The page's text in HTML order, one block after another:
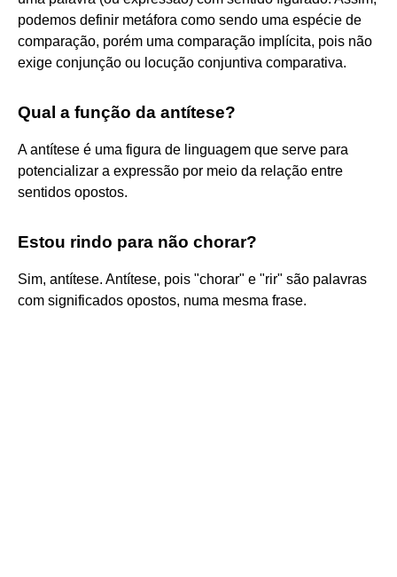
podemos definir metáfora como sendo uma espécie de
comparação, porém uma comparação implícita, pois não
exige conjunção ou locução conjuntiva comparativa.
Qual a função da antítese?
A antítese é uma figura de linguagem que serve para
potencializar a expressão por meio da relação entre
sentidos opostos.
Estou rindo para não chorar?
Sim, antítese. Antítese, pois "chorar" e "rir" são palavras
com significados opostos, numa mesma frase.